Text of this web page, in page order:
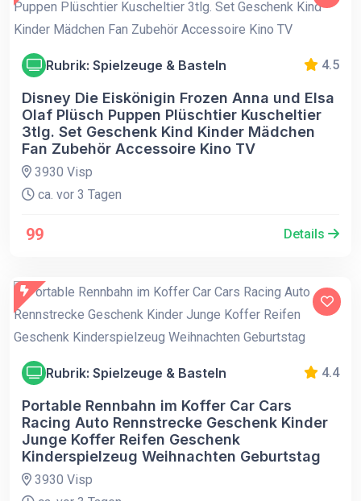
Rubrik: Spielzeuge & Basteln 4.5
Disney Die Eiskönigin Frozen Anna und Elsa
Olaf Plüsch Puppen Plüschtier Kuscheltier
3tlg. Set Geschenk Kind Kinder Mädchen
Fan Zubehör Accessoire Kino TV
3930 Visp
ca. vor 3 Tagen
99 Details
Rubrik: Spielzeuge & Basteln 4.4
Portable Rennbahn im Koffer Car Cars
Racing Auto Rennstrecke Geschenk Kinder
Junge Koffer Reifen Geschenk
Kinderspielzeug Weihnachten Geburtstag
3930 Visp